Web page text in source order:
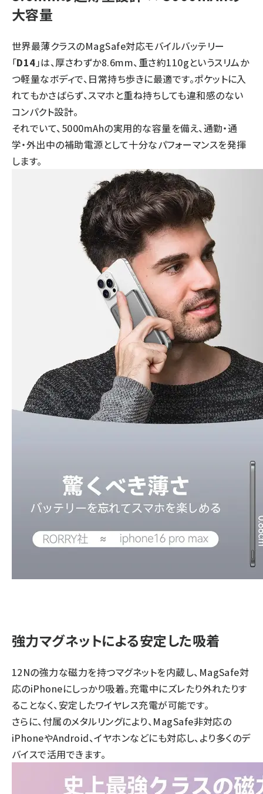
大容量
世界最薄クラスのMagSafe対応モバイルバッテリー
「D14」は、厚さわずか8.6mm、重さ約110gというスリムか
つ軽量なボディで、日常持ち歩きに最適です。ポケットに入
れてもかさばらず、スマホと重ね持ちしても違和感のない
コンパクト設計。
それでいて、5000mAhの実用的な容量を備え、通勤・通
学・外出中の補助電源として十分なパフォーマンスを発揮
します。
強力マグネットによる安定した吸着
12Nの強力な磁力を持つマグネットを内蔵し、MagSafe対
応のiPhoneにしっかり吸着。充電中にズレたり外れたりす
ることなく、安定したワイヤレス充電が可能です。
さらに、付属のメタルリングにより、MagSafe非対応の
iPhoneやAndroid、イヤホンなどにも対応し、より多くのデ
バイスで活用できます。